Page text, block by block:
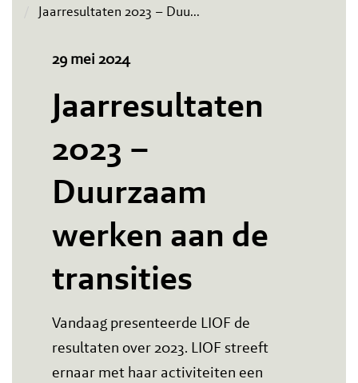
Jaarresultaten 2023 – Duu...
29 mei 2024
Jaarresultaten
2023 –
Duurzaam
werken aan de
transities
Vandaag presenteerde LIOF de
resultaten over 2023. LIOF streeft
ernaar met haar activiteiten een